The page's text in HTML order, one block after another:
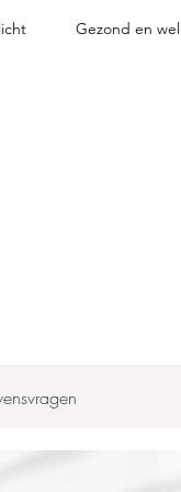
Gezond en wel